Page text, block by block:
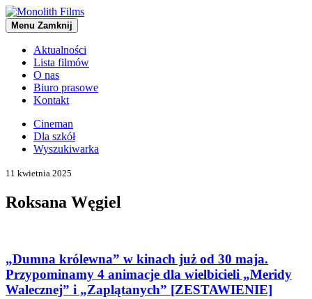
Menu Zamknij
Aktualności
Lista filmów
O nas
Biuro prasowe
Kontakt
Cineman
Dla szkół
Wyszukiwarka
11 kwietnia 2025
Roksana Węgiel
„Dumna królewna” w kinach już od 30 maja.
Przypominamy 4 animacje dla wielbicieli „Meridy
Walecznej” i „Zaplątanych” [ZESTAWIENIE]